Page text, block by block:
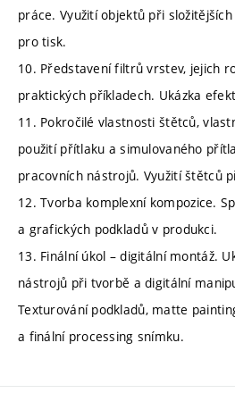
práce. Využití objektů při
pro tisk.
10. Představení filtrů vrstev, jejich
praktických příkladech. Ukázka
11. Pokročilé vlastnosti štětců,
použití přítlaku a simulovaného
pracovních nástrojů. Využití štětců
12. Tvorba komplexní kompozice.
a grafických podkladů v produkci.
13. Finální úkol – digitální montáž.
nástrojů při tvorbě a digitální
Texturování podkladů, matte
a finální processing snímku.